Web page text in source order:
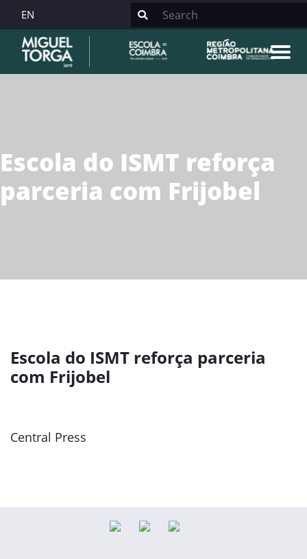
EN
Escola do ISMT reforça
parceria com Frijobel
Escola do ISMT reforça parceria
com Frijobel
Central Press